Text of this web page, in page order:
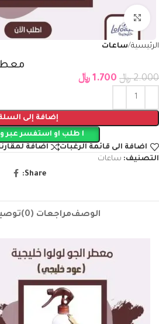
Click to enlarge
الرئيسية ساعات
معطر
2.000 ﷼ 1.700 ﷼
إضافة إلى
ا طلب او استفسر عبر
اضافة الى قائمة الرغبات
اضافة
التصنيف: ساعات
Share:
الوصفمراجعات (0)